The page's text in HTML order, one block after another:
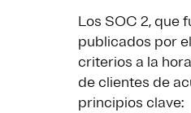
Los SOC 2, que
publicados por
criterios a la
de clientes de
principios clave: